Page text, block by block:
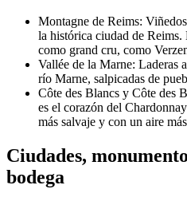
Montagne de Reims:
la histórica ciudad de
como grand cru, como
Vallée de la Marne: Laderas
río Marne, salpicadas de
Côte des Blancs y Côte des
es el corazón del
más salvaje y con un aire
Ciudades,
bodega